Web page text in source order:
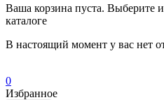
Ваша корзина пуста. Выберите
каталоге
В настоящий момент у вас нет
0
Избранное